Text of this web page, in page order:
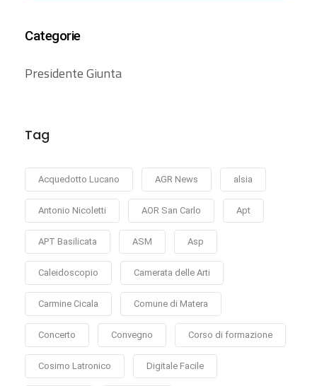
Categorie
Presidente Giunta
Tag
Acquedotto Lucano AGR News alsia
Antonio Nicoletti AOR San Carlo Apt
APT Basilicata ASM Asp
Caleidoscopio Camerata delle Arti
Carmine Cicala Comune di Matera
Concerto Convegno Corso di formazione
Cosimo Latronico Digitale Facile